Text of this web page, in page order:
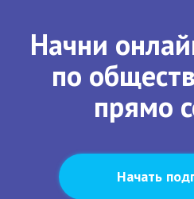
Начни
по
прямо
Начать